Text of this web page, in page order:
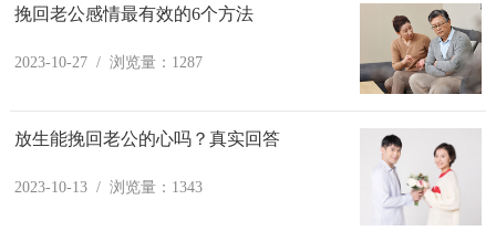
挽回老公感情最有效的6个方法
2023-10-27 / 浏览量：1287
放生能挽回老公的心吗？真实回答
2023-10-13 / 浏览量：1343